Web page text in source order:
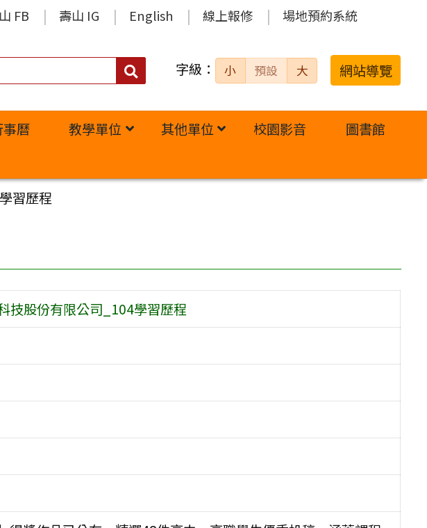
FB 壽山 IG English 線上報修 場地預約系統
搜
字級： 小 預設 大 網站導覽
曆 教學單位 其他單位 校園影音
圖書館
習歷程
技股份有限公司_104學習歷程